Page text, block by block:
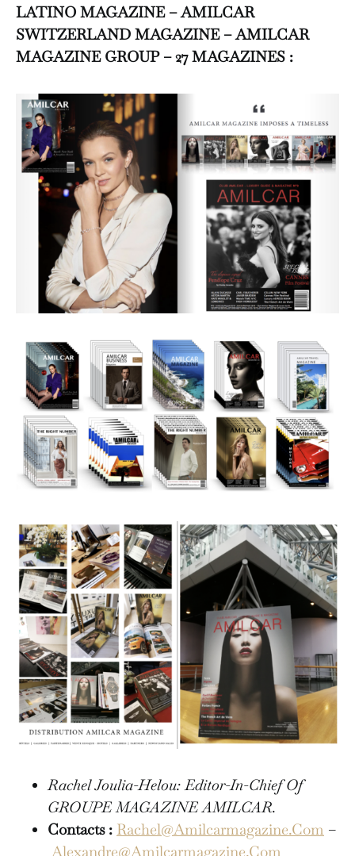
LATINO MAGAZINE – AMILCAR
SWITZERLAND MAGAZINE – AMILCAR
MAGAZINE GROUP – 27 MAGAZINES :
Rachel Joulia-Helou: Editor-In-Chief Of
GROUPE MAGAZINE AMILCAR.
Contacts : Rachel@Amilcarmagazine.Com –
Alexandre@Amilcarmagazine.Com